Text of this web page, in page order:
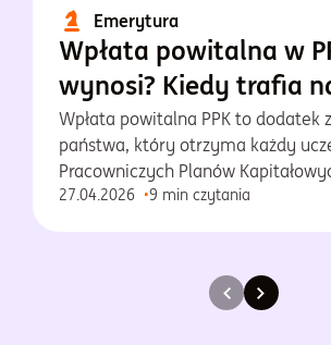
Emerytura
Wpłata powitalna w
wynosi? Kiedy trafia
konto?
Wpłata powitalna PPK to dodatek
państwa, który otrzyma każdy
Pracowniczych Planów
się więcej o tej wpłacie!
27.04.2026 9 min czytania